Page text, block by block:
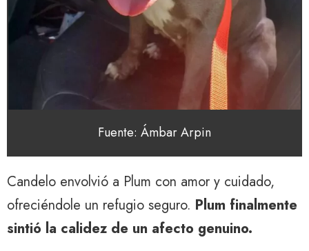
Fuente: Ámbar Arpin
Candelo envolvió a Plum con amor y cuidado,
ofreciéndole un refugio seguro. Plum finalmente
sintió la calidez de un afecto genuino.